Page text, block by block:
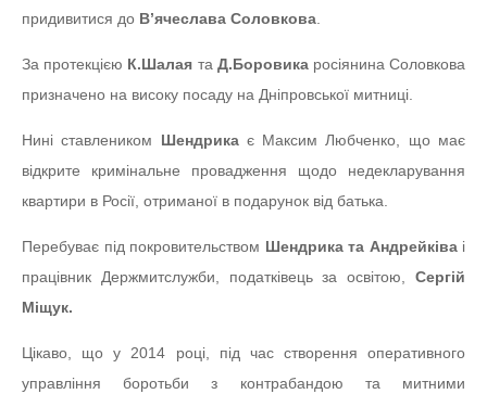
придивитися до В’ячеслава Соловкова.
За протекцією К.Шалая та Д.Боровикаросіянина Соловкова
призначено на високу посаду на Дніпровської митниці.
Нині ставлеником Шендрикає Максим Любченко, що має
відкрите кримінальне провадження щодо недекларування
квартири в Росії, отриманої в подарунок від батька.
Перебуває під покровительством Шендрика та Андрейківаі
працівник Держмитслужби, податківець за освітою, Сергій
Міщук.
Цікаво, що у 2014 році, під час створення оперативного
управління боротьби з контрабандою та митними